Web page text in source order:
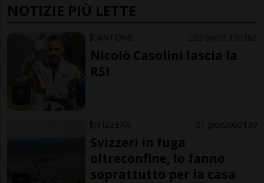
NOTIZIE PIÙ LETTE
CANTONE 22 ore 135 362
Nicolò Casolini lascia la
RSI
SVIZZERA 1 gior 96 139
Svizzeri in fuga
oltreconfine, lo fanno
soprattutto per la casa